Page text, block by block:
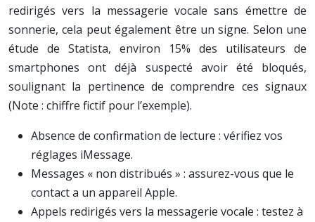
redirigés vers la messagerie vocale sans émettre de
sonnerie, cela peut également être un signe. Selon une
étude de Statista, environ 15% des utilisateurs de
smartphones ont déjà suspecté avoir été bloqués,
soulignant la pertinence de comprendre ces signaux
(Note : chiffre fictif pour l’exemple).
Absence de confirmation de lecture : vérifiez vos
réglages iMessage.
Messages « non distribués » : assurez-vous que le
contact a un appareil Apple.
Appels redirigés vers la messagerie vocale : testez à